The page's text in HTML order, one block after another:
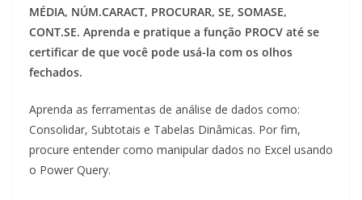
MÉDIA, NÚM.CARACT, PROCURAR, SE, SOMASE,
CONT.SE. Aprenda e pratique a função PROCV até se
certificar de que você pode usá-la com os olhos
fechados.
Aprenda as ferramentas de análise de dados como:
Consolidar, Subtotais e Tabelas Dinâmicas. Por fim,
procure entender como manipular dados no Excel usando
o Power Query.